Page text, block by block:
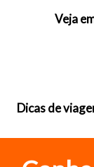
Veja
Dicas de